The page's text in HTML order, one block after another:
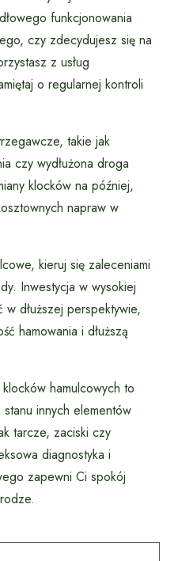
funkcjonowania
czy zdecydujesz się na
z usług
o regularnej kontroli
takie jak
czy wydłużona droga
klocków na później,
napraw w
kieruj się zaleceniami
Inwestycja w wysokiej
w dłuższej perspektywie,
hamowania i dłuższą
hamulcowych to
innych elementów
tarcze, zaciski czy
diagnostyka i
zapewni Ci spokój